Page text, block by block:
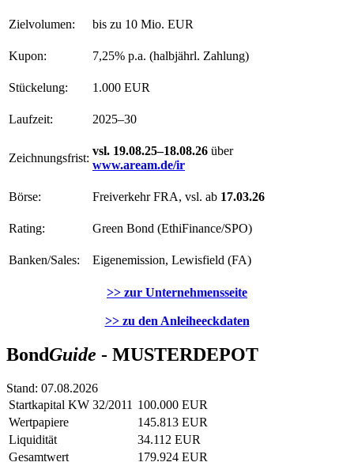
Zielvolumen: bis zu 10 Mio. EUR
Kupon: 7,25% p.a. (halbjährl. Zahlung)
Stückelung: 1.000 EUR
Laufzeit: 2025–30
Zeichnungsfrist:
vsl. 19.08.25–18.08.26 über
www.aream.de/ir
Börse: Freiverkehr FRA, vsl. ab 17.03.26
Rating: Green Bond (EthiFinance/SPO)
Banken/Sales: Eigenemission, Lewisfield (FA)
>> zur Unternehmensseite
>> zu den Anleiheeckdaten
BondGuide - MUSTERDEPOT
Stand: 07.08.2026
Startkapital KW 32/2011 100.000 EUR
Wertpapiere
145.813 EUR
Liquidität
34.112 EUR
Gesamtwert
179.924 EUR